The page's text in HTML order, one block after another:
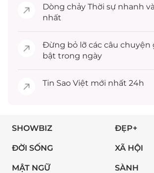
Dòng chảy Thời sự nhanh
nhất
Đừng bỏ lỡ các câu chuyện
bật trong ngày
Tin Sao Việt mới nhất 24h
SHOWBIZ ĐẸP+
ĐỜI SỐNG XÃ HỘI
MẬT NGỮ SÀNH